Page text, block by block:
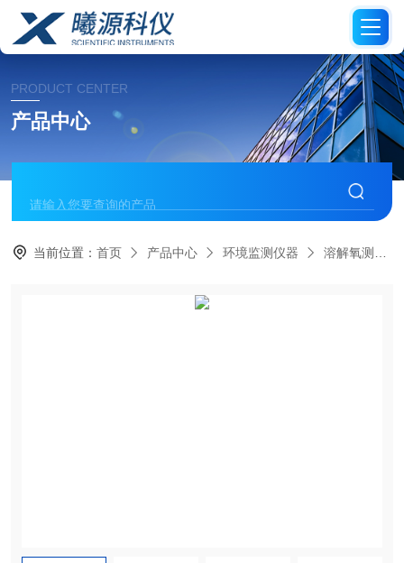
PRODUCT CENTER
产品中心
当前位置：首页 产品中心 环境监测仪器 溶解氧测定仪